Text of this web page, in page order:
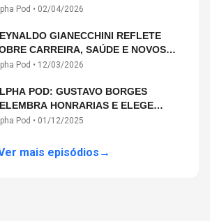
INTERDIMENSIONAL E TURNÊ
Pod • 02/04/2026
GIANECCHINI REFLETE
CARREIRA, SAÚDE E NOVOS
ARTÍSTICOS NO ALPHA
Pod • 12/03/2026
POD: GUSTAVO BORGES
HONRARIAS E ELEGE
PHELPS O MAIOR ATLETA DA
Pod • 01/12/2025
mais episódios →